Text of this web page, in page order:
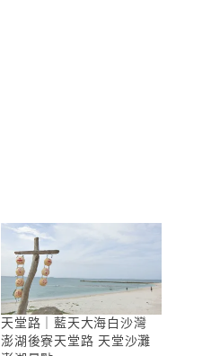
天堂路｜藍天大海白沙灣
澎湖後寮天堂路 天堂沙灘